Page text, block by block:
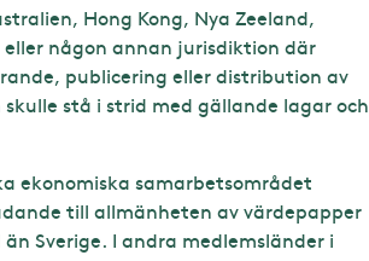
Hong Kong, Nya Zeeland,
eller någon annan jurisdiktion där
publicering eller distribution av
stå i strid med gällande lagar och
ekonomiska samarbetsområdet
till allmänheten av värdepapper
Sverige. I andra medlemsländer i